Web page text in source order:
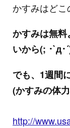
かすみはどこ
かすみは無
いから(; ･`д･
でも、1週間
(かすみの体
http://